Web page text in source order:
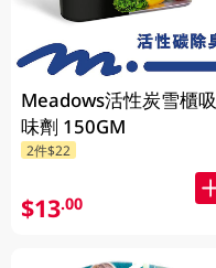
Meadows活性炭雪櫃吸
味劑 150GM
2件$22
$13.00